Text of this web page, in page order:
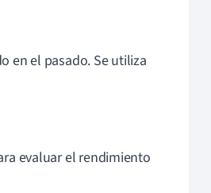
en el pasado. Se utiliza
evaluar el rendimiento